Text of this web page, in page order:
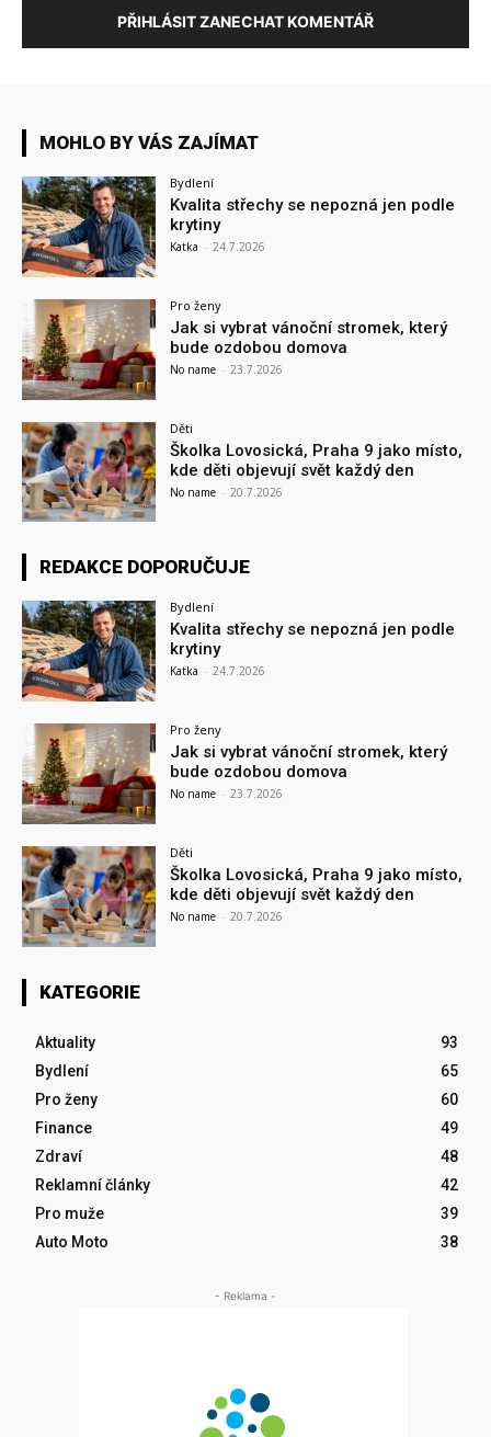
PŘIHLÁSIT ZANECHAT KOMENTÁŘ
MOHLO BY VÁS ZAJÍMAT
Bydlení
Kvalita střechy se nepozná jen podle
krytiny
Katka - 24.7.2026
Pro ženy
Jak si vybrat vánoční stromek, který
bude ozdobou domova
No name - 23.7.2026
Děti
Školka Lovosická, Praha 9 jako místo,
kde děti objevují svět každý den
No name - 20.7.2026
REDAKCE DOPORUČUJE
Bydlení
Kvalita střechy se nepozná jen podle
krytiny
Katka - 24.7.2026
Pro ženy
Jak si vybrat vánoční stromek, který
bude ozdobou domova
No name - 23.7.2026
Děti
Školka Lovosická, Praha 9 jako místo,
kde děti objevují svět každý den
No name - 20.7.2026
KATEGORIE
Aktuality
93
Bydlení
65
Pro ženy
60
Finance
49
Zdraví
48
Reklamní články
42
Pro muže
39
Auto Moto
38
- Reklama -